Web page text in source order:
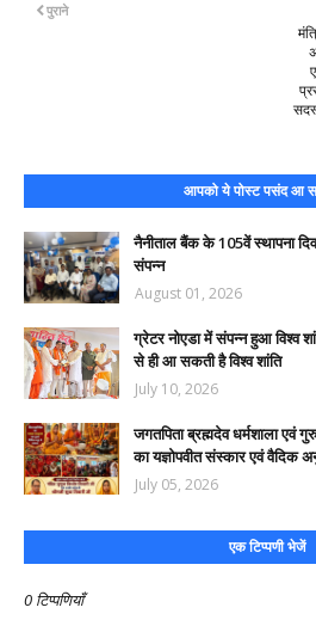
पुराने
आपको ये पोस्ट पसंद आ
नैनीताल बैंक के 105वें स्थापना
संपन्न
August 01, 2026
ग्रेटर नोएडा में संपन्न हुआ विश्व
से ही आ सकती है विश्व शांति
July 10, 2026
जगतपिता ब्रह्मदेव धर्मशाला एवं
का यज्ञोपवीत संस्कार एवं वैदिक
July 05, 2026
एक टिप्पणी भेजें
0 टिप्पणियाँ